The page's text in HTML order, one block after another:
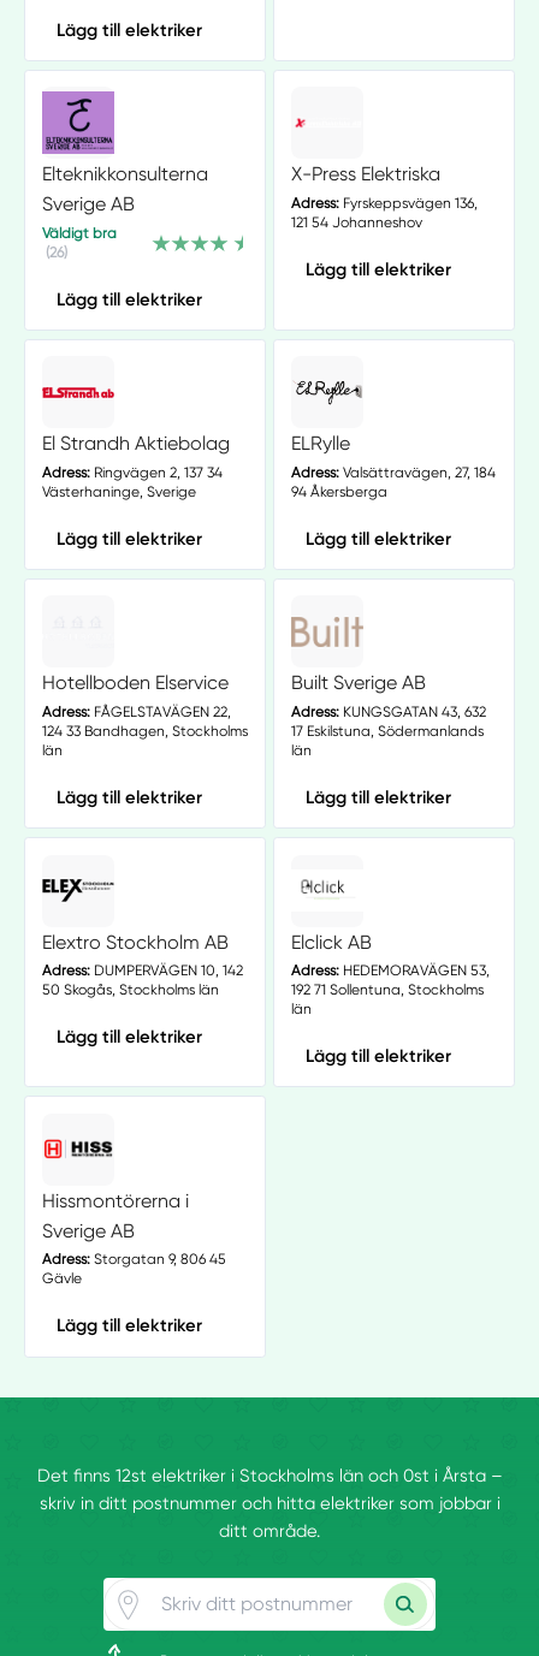
Lägg till elektriker
Elteknikkonsulterna
Sverige AB
Väldigt bra
(26)
Lägg till elektriker
X-Press Elektriska
Adress:Fyrskeppsvägen 136,
121 54 Johanneshov
Lägg till elektriker
El Strandh Aktiebolag
Adress:Ringvägen 2, 137 34
Västerhaninge, Sverige
Lägg till elektriker
ELRylle
Adress:Valsättravägen, 27, 184
94 Åkersberga
Lägg till elektriker
Hotellboden Elservice
Adress:FÅGELSTAVÄGEN 22,
124 33 Bandhagen, Stockholms
län
Lägg till elektriker
Built Sverige AB
Adress:KUNGSGATAN 43, 632
17 Eskilstuna, Södermanlands
län
Lägg till elektriker
Elextro Stockholm AB
Adress:DUMPERVÄGEN 10, 142
50 Skogås, Stockholms län
Lägg till elektriker
Elclick AB
Adress:HEDEMORAVÄGEN 53,
192 71 Sollentuna, Stockholms
län
Lägg till elektriker
Hissmontörerna i
Sverige AB
Adress:Storgatan 9, 806 45
Gävle
Lägg till elektriker
Det finns 12st elektriker i Stockholms län och 0st i Årsta –
skriv in ditt postnummer och hitta elektriker som jobbar i
ditt område.